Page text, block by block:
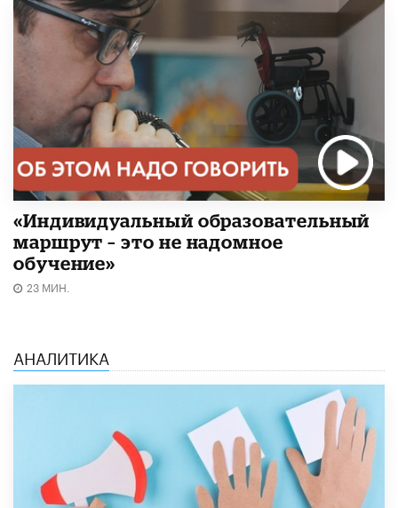
«Индивидуальный образовательный
маршрут – это не надомное
обучение»
23 МИН.
АНАЛИТИКА